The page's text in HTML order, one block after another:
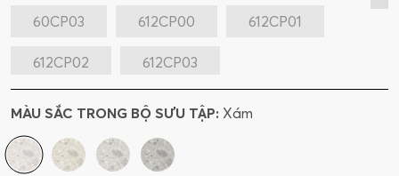
60CP03 612CP00 612CP01
612CP02 612CP03
MÀU SẮC TRONG BỘ SƯU TẬP: Xám